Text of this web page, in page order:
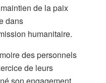
de la paix
dans
humanitaire.
des personnels
de leurs